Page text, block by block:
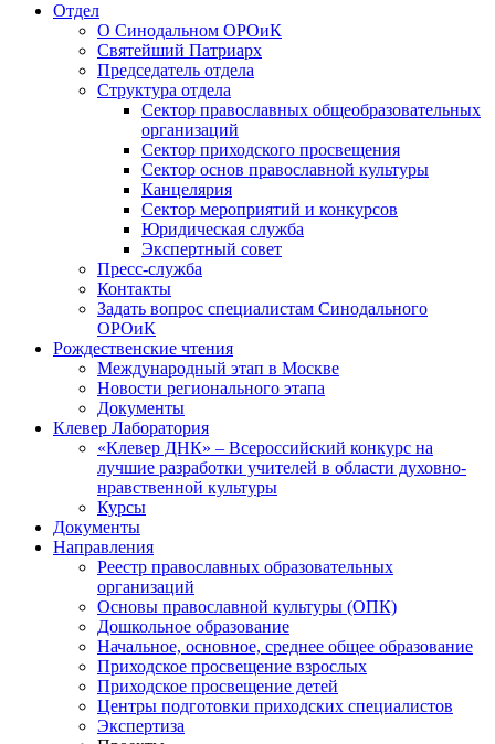
Отдел
О Синодальном ОРОиК
Святейший Патриарх
Председатель отдела
Структура отдела
Сектор православных общеобразовательных
организаций
Сектор приходского просвещения
Сектор основ православной культуры
Канцелярия
Сектор мероприятий и конкурсов
Юридическая служба
Экспертный совет
Пресс-служба
Контакты
Задать вопрос специалистам Синодального
ОРОиК
Рождественские чтения
Международный этап в Москве
Новости регионального этапа
Документы
Клевер Лаборатория
«Клевер ДНК» – Всероссийский конкурс на
лучшие разработки учителей в области духовно-
нравственной культуры
Курсы
Документы
Направления
Реестр православных образовательных
организаций
Основы православной культуры (ОПК)
Дошкольное образование
Начальное, основное, среднее общее образование
Приходское просвещение взрослых
Приходское просвещение детей
Центры подготовки приходских специалистов
Экспертиза